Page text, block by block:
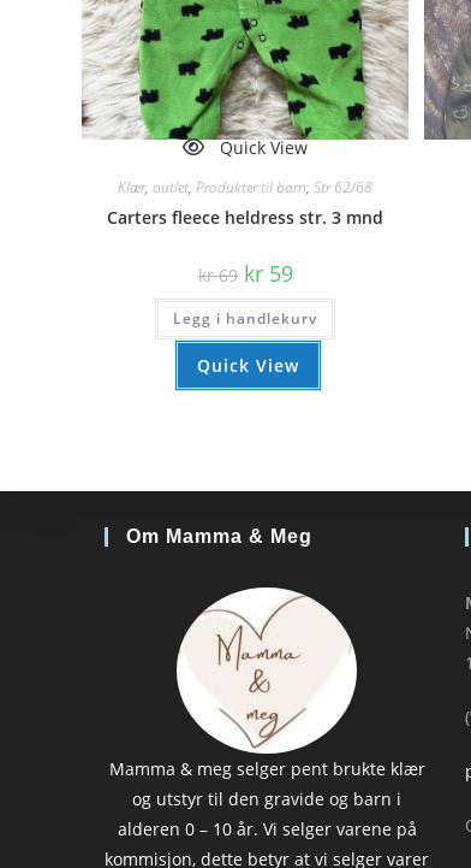
Quick View
Klær,outlet,Produkter til barn,Str 62/68
Carters fleece heldress str. 3 mnd
kr69 Opprinnelig
pris
var:
kr 69.
kr59Nåværende
pris
er:
kr 59.
Legg i handlekurv
Quick View
Om Mamma & Meg
Mamma & meg selger pent brukte klær
og utstyr til den gravide og barn i
alderen 0 – 10 år. Vi selger varene på
kommisjon, dette betyr at vi selger varer